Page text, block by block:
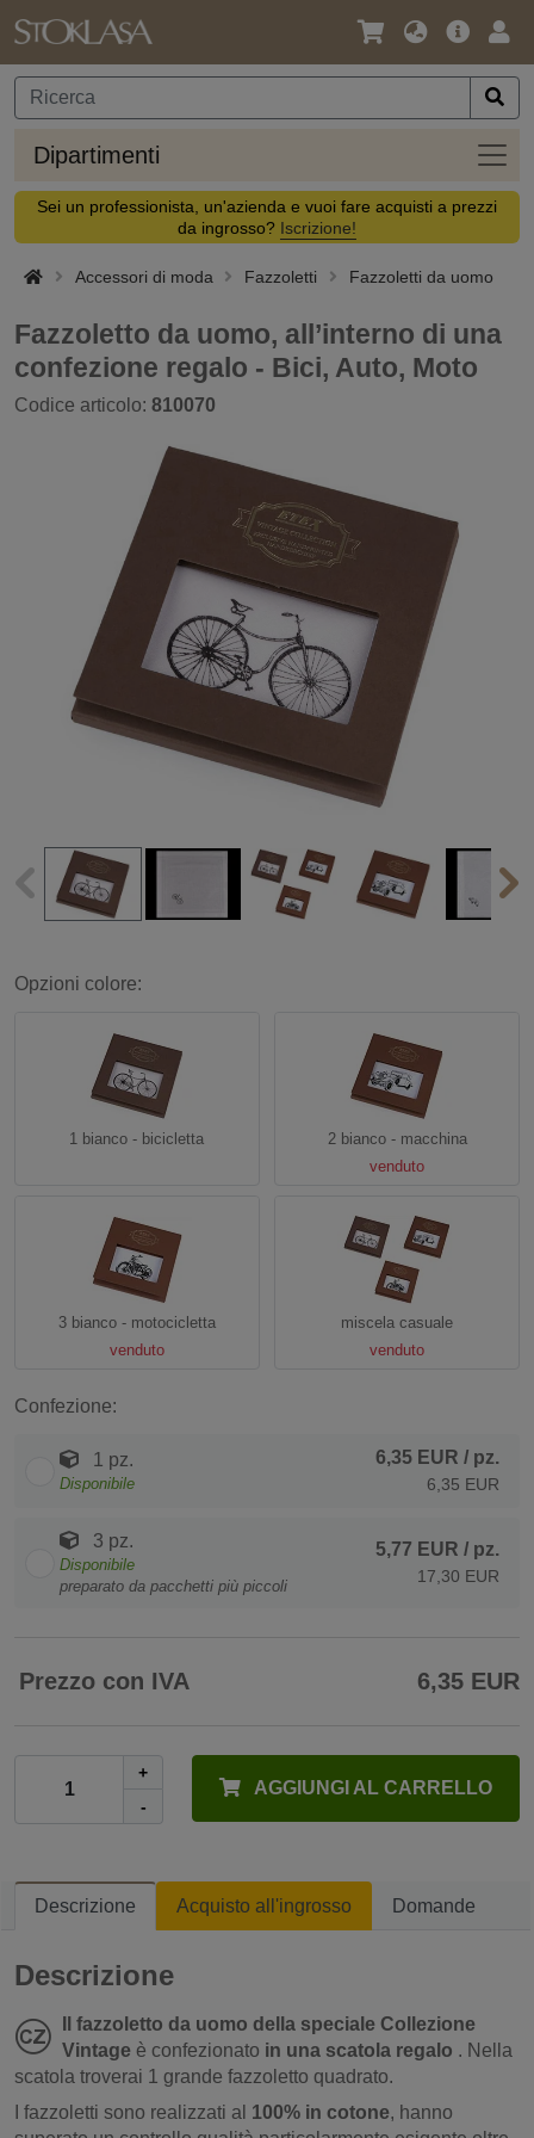
Lingua
Valuta
Offerta
Dipartimenti
Sei un professionista, un'azienda e vuoi fare acquisti a prezzi
da ingrosso? Iscrizione!
Accessori di moda Fazzoletti Fazzoletti da uomo
Fazzoletto da uomo, all’interno di una
confezione regalo - Bici, Auto, Moto
Codice articolo: 810070
Opzioni colore:
1 bianco - bicicletta
2 bianco - macchina
venduto
3 bianco - motocicletta
venduto
miscela casuale
venduto
Confezione:
1 pz.
Disponibile
6,35 EUR / pz.
6,35 EUR
3 pz.
Disponibile
preparato da pacchetti più piccoli
5,77 EUR / pz.
17,30 EUR
Prezzo con IVA 6,35 EUR
+
-
AGGIUNGI AL CARRELLO
Descrizione Acquisto all'ingrosso Domande
Descrizione
Il fazzoletto da uomo della speciale Collezione
Vintage è confezionato in una scatola regalo . Nella
scatola troverai 1 grande fazzoletto quadrato.
I fazzoletti sono realizzati al 100% in cotone, hanno